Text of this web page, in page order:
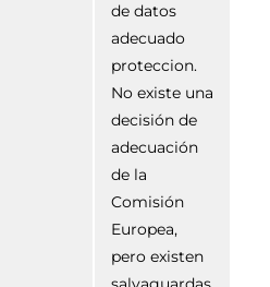
de datos
adecuado
proteccion.
No existe una
decisión de
adecuación
de la
Comisión
Europea,
pero existen